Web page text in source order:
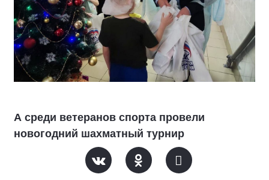
А среди ветеранов спорта провели
новогодний шахматный турнир